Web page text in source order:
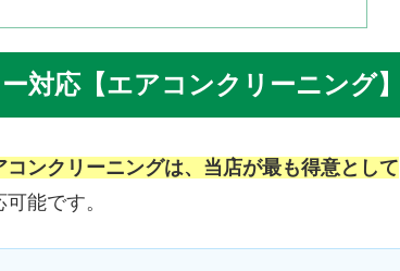
対応【エアコンクリーニング】
コンクリーニングは、当店が最も得意として
能です。